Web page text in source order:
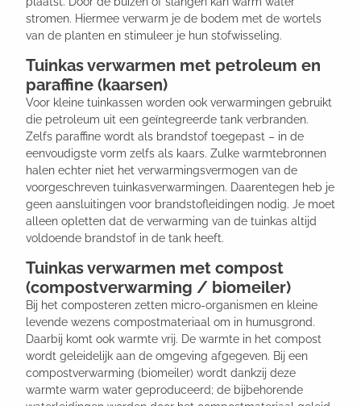
stromen. Hiermee verwarm je de bodem met de wortels
van de planten en stimuleer je hun stofwisseling.
Tuinkas verwarmen met petroleum en
paraffine (kaarsen)
Voor kleine tuinkassen worden ook verwarmingen gebruikt
die petroleum uit een geïntegreerde tank verbranden.
Zelfs paraffine wordt als brandstof toegepast – in de
eenvoudigste vorm zelfs als kaars. Zulke warmtebronnen
halen echter niet het verwarmingsvermogen van de
voorgeschreven tuinkasverwarmingen. Daarentegen heb je
geen aansluitingen voor brandstofleidingen nodig. Je moet
alleen opletten dat de verwarming van de tuinkas altijd
voldoende brandstof in de tank heeft.
Tuinkas verwarmen met compost
(compostverwarming / biomeiler)
Bij het composteren zetten micro-organismen en kleine
levende wezens compostmateriaal om in humusgrond.
Daarbij komt ook warmte vrij. De warmte in het compost
wordt geleidelijk aan de omgeving afgegeven. Bij een
compostverwarming (biomeiler) wordt dankzij deze
warmte warm water geproduceerd; de bijbehorende